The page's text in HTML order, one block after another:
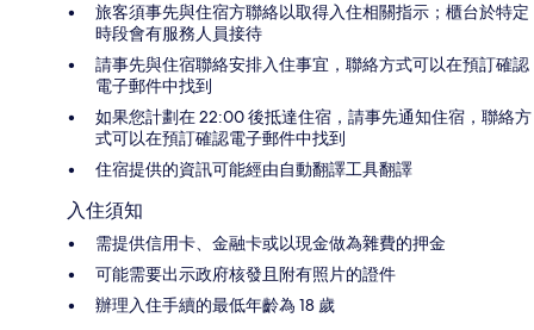
旅客須事先與住宿方聯絡以取得入住相關指示；櫃台於特定
時段會有服務人員接待
請事先與住宿聯絡安排入住事宜，聯絡方式可以在預訂確認
電子郵件中找到
如果您計劃在 22:00 後抵達住宿，請事先通知住宿，聯絡方
式可以在預訂確認電子郵件中找到
住宿提供的資訊可能經由自動翻譯工具翻譯
入住須知
需提供信用卡、金融卡或以現金做為雜費的押金
可能需要出示政府核發且附有照片的證件
辦理入住手續的最低年齡為 18 歲